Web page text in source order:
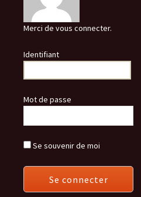
Merci de vous connecter.
Identifiant
Mot de passe
Se souvenir de moi